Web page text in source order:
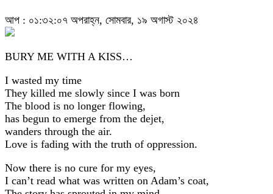
আপ : ০১:৩২:০৭ অপরাহ্ন, সোমবার, ১৯ অগাস্ট ২০২৪
BURY ME WITH A KISS…
I wasted my time
They killed me slowly since I was born
The blood is no longer flowing,
has begun to emerge from the dejet,
wanders through the air.
Love is fading with the truth of oppression.
Now there is no cure for my eyes,
I can’t read what was written on Adam’s coat,